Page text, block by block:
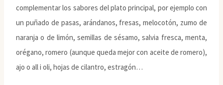
complementar los sabores del plato principal, por ejemplo con
un puñado de pasas, arándanos, fresas, melocotón, zumo de
naranja o de limón, semillas de sésamo, salvia fresca, menta,
orégano, romero (aunque queda mejor con aceite de romero),
ajo o all i oli, hojas de cilantro, estragón…